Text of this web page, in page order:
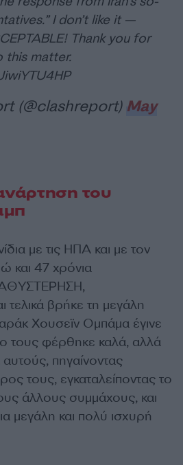
I don’t like it —
Thank you for
this matter.
(@clashreport) May
του
με τις ΗΠΑ και με τον
και 47 χρόνια
βρήκε τη μεγάλη
Χουσεϊν Ομπάμα έγινε
τους φέρθηκε καλά, αλλά
πηγαίνοντας
τους, εγκαταλείποντας το
άλλους συμμάχους, και
μεγάλη και πολύ ισχυρή